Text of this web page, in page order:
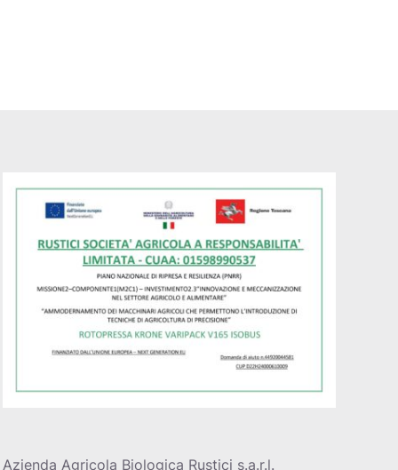
Azienda Agricola Biologica Rustici s.a.r.l.